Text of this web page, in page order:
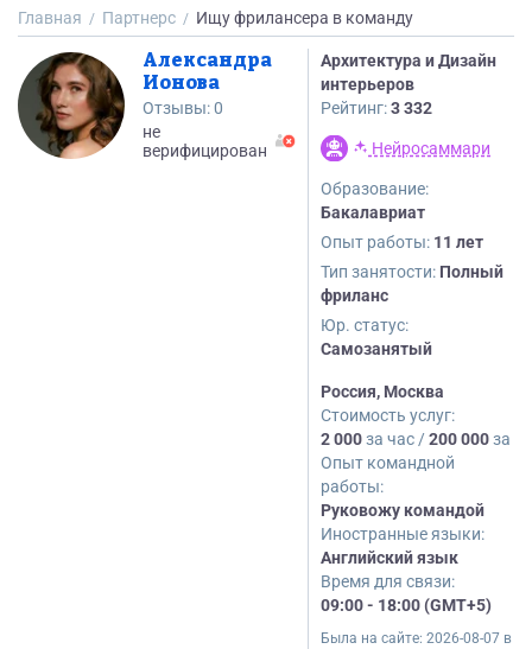
Главная Партнерс Ищу фрилансера в команду
Александра
Ионова
Отзывы:0
не
верифицирован
Архитектура и Дизайн
интерьеров
Рейтинг:3 332
Нейросаммари
Образование:
Бакалавриат
Опыт работы: 11 лет
Тип занятости: Полный
фриланс
Юр. статус:
Самозанятый
Россия, Москва
Стоимость услуг:
2 000за час /200 000за
Опыт командной
работы:
Руковожу командой
Иностранные языки:
Английский язык
Время для связи:
09:00 - 18:00 (GMT+5)
Была на сайте: 2026-08-07 в